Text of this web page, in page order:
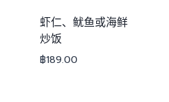
虾仁、鱿鱼或海鲜
炒饭
฿189.00